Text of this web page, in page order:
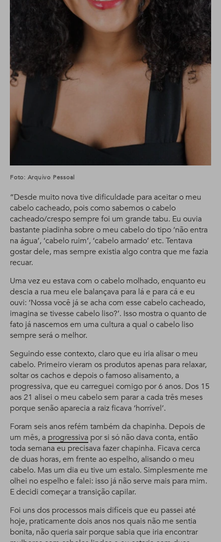
Foto: Arquivo Pessoal
“Desde muito nova tive dificuldade para aceitar o meu
cabelo cacheado, pois como sabemos o cabelo
cacheado/crespo sempre foi um grande tabu. Eu ouvia
bastante piadinha sobre o meu cabelo do tipo ‘não entra
na água’, ‘cabelo ruim’, ‘cabelo armado’ etc. Tentava
gostar dele, mas sempre existia algo contra que me fazia
recuar.
Uma vez eu estava com o cabelo molhado, enquanto eu
descia a rua meu ele balançava para lá e para cá e eu
ouvi: ‘Nossa você já se acha com esse cabelo cacheado,
imagina se tivesse cabelo liso?’. Isso mostra o quanto de
fato já nascemos em uma cultura a qual o cabelo liso
sempre será o melhor.
Seguindo esse contexto, claro que eu iria alisar o meu
cabelo. Primeiro vieram os produtos apenas para relaxar,
soltar os cachos e depois o famoso alisamento, a
progressiva, que eu carreguei comigo por 6 anos. Dos 15
aos 21 alisei o meu cabelo sem parar a cada três meses
porque senão aparecia a raiz ficava ‘horrível’.
Foram seis anos refém também da chapinha. Depois de
um mês, a progressiva por si só não dava conta, então
toda semana eu precisava fazer chapinha. Ficava cerca
de duas horas, em frente ao espelho, alisando o meu
cabelo. Mas um dia eu tive um estalo. Simplesmente me
olhei no espelho e falei: isso já não serve mais para mim.
E decidi começar a transição capilar.
Foi uns dos processos mais difíceis que eu passei até
hoje, praticamente dois anos nos quais não me sentia
bonita, não queria sair porque sabia que iria encontrar